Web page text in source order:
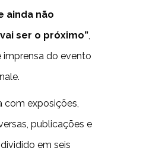
ainda não
ser o próximo”,
imprensa do evento
com exposições,
publicações e
em seis